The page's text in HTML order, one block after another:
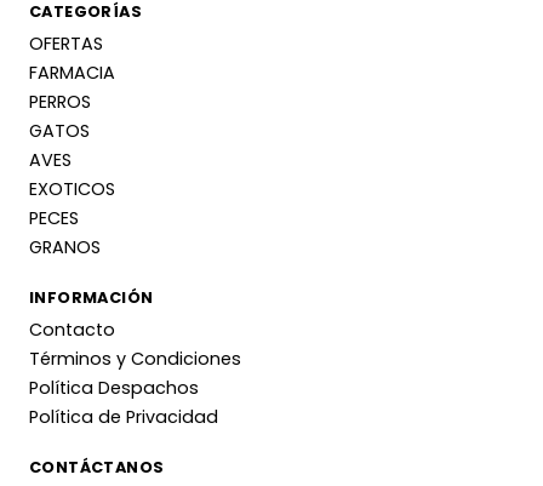
CATEGORÍAS
OFERTAS
FARMACIA
PERROS
GATOS
AVES
EXOTICOS
PECES
GRANOS
INFORMACIÓN
Contacto
Términos y Condiciones
Política Despachos
Política de Privacidad
CONTÁCTANOS